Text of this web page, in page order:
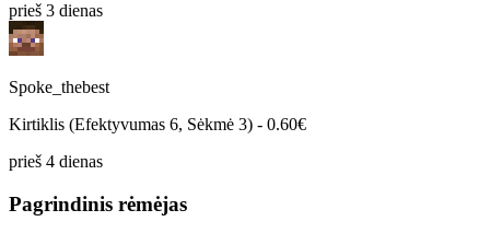
prieš 3 dienas
Spoke_thebest
Kirtiklis (Efektyvumas 6, Sėkmė 3) - 0.60€
prieš 4 dienas
Pagrindinis rėmėjas